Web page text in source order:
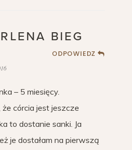
BIEG
ODPOWIEDZ
– 5 miesięcy.
że córcia jest jeszcze
to dostanie sanki. Ja
je dostałam na pierwszą